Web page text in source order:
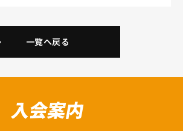
一覧へ戻る
入会案内